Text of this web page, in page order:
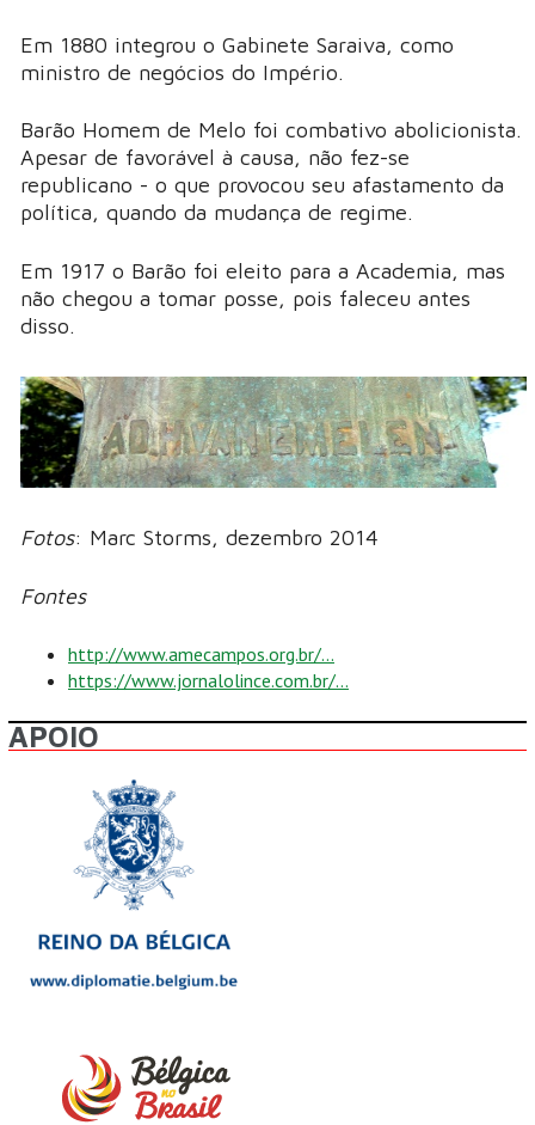
Em 1880 integrou o Gabinete Saraiva, como
ministro de negócios do Império.
Barão Homem de Melo foi combativo abolicionista.
Apesar de favorável à causa, não fez-se
republicano - o que provocou seu afastamento da
política, quando da mudança de regime.
Em 1917 o Barão foi eleito para a Academia, mas
não chegou a tomar posse, pois faleceu antes
disso.
Fotos: Marc Storms, dezembro 2014
Fontes
http://www.amecampos.org.br/...
https://www.jornalolince.com.br/...
APOIO